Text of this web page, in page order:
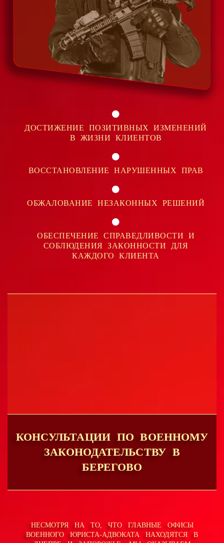
ДОСТИЖЕНИЕ ПОЗИТИВНЫХ ИЗМЕНЕНИЙ
В ЖИЗНИ КЛИЕНТОВ
ВОССТАНОВЛЕНИЕ НАРУШЕННЫХ ПРАВ
ОБЖАЛОВАНИЕ НЕЗАКОННЫХ РЕШЕНИЙ
ОБЕСПЕЧЕНИЕ СПРАВЕДЛИВОСТИ И
СОБЛЮДЕНИЯ ЗАКОННОСТИ ДЛЯ
КАЖДОГО КЛИЕНТА
КОНСУЛЬТАЦИИ ПО ВОЕННОМУ
ЗАКОНОДАТЕЛЬСТВУ В
БЕРЕГОВО
НЕСМОТРЯ НА ТО, ЧТО ГЛАВНЫЕ ОФИСЫ
ВОЕННОГО ЮРИСТА-АДВОКАТА НАХОДЯТСЯ В